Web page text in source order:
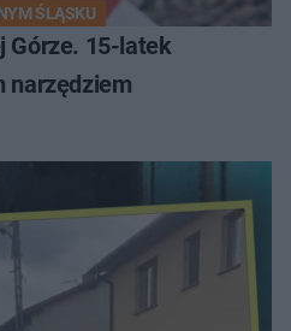
ŚLĄSKU
Górze. 15-latek
narzędziem